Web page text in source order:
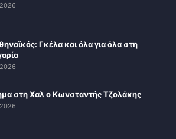
Γκέλα και όλα για όλα στη
στη Χαλ ο Κωνσταντής Τζολάκης